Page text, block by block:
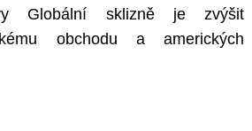
Globální sklizně je zvýšit
obchodu a amerických